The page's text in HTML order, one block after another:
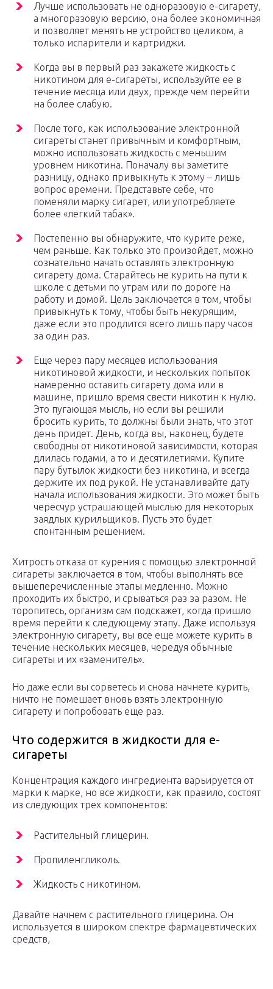
Лучше использовать не одноразовую е-сигарету,
а многоразовую версию, она более экономичная
и позволяет менять не устройство целиком, а
только испарители и картриджи.
Когда вы в первый раз закажете жидкость с
никотином для е-сигареты, используйте ее в
течение месяца или двух, прежде чем перейти
на более слабую.
После того, как использование электронной
сигареты станет привычным и комфортным,
можно использовать жидкость с меньшим
уровнем никотина. Поначалу вы заметите
разницу, однако привыкнуть к этому – лишь
вопрос времени. Представьте себе, что
поменяли марку сигарет, или употребляете
более «легкий табак».
Постепенно вы обнаружите, что курите реже,
чем раньше. Как только это произойдет, можно
сознательно начать оставлять электронную
сигарету дома. Старайтесь не курить на пути к
школе с детьми по утрам или по дороге на
работу и домой. Цель заключается в том, чтобы
привыкнуть к тому, чтобы быть некурящим,
даже если это продлится всего лишь пару часов
за один раз.
Еще через пару месяцев использования
никотиновой жидкости, и нескольких попыток
намеренно оставить сигарету дома или в
машине, пришло время свести никотин к нулю.
Это пугающая мысль, но если вы решили
бросить курить, то должны были знать, что этот
день придет. День, когда вы, наконец, будете
свободны от никотиновой зависимости, которая
длилась годами, а то и десятилетиями. Купите
пару бутылок жидкости без никотина, и всегда
держите их под рукой. Не устанавливайте дату
начала использования жидкости. Это может быть
чересчур устрашающей мыслью для некоторых
заядлых курильщиков. Пусть это будет
спонтанным решением.
Хитрость отказа от курения с помощью электронной
сигареты заключается в том, чтобы выполнять все
вышеперечисленные этапы медленно. Можно
проходить их быстро, и срываться раз за разом. Не
торопитесь, организм сам подскажет, когда пришло
время перейти к следующему этапу. Даже используя
электронную сигарету, вы все еще можете курить в
течение нескольких месяцев, чередуя обычные
сигареты и их «заменитель».
Но даже если вы сорветесь и снова начнете курить,
ничто не помешает вновь взять электронную
сигарету и попробовать еще раз.
Что содержится в жидкости для е-
сигареты
Концентрация каждого ингредиента варьируется от
марки к марке, но все жидкости, как правило, состоят
из следующих трех компонентов:
Растительный глицерин.
Пропиленгликоль.
Жидкость с никотином.
Давайте начнем с растительного глицерина. Он
используется в широком спектре фармацевтических
средств,